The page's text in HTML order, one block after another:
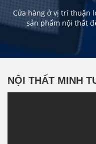
Cửa hàng ở vị trí thuận
sản phẩm nội thất
NỘI THẤT MINH